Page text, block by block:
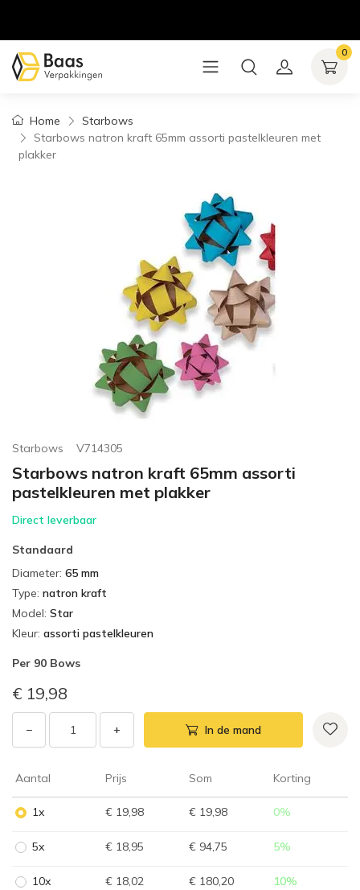
0
Home
Starbows
Starbows natron kraft 65mm assorti pastelkleuren met
plakker
Starbows V714305
Starbows natron kraft 65mm assorti
pastelkleuren met plakker
Direct leverbaar
Standaard
Diameter: 65 mm
Type: natron kraft
Model: Star
Kleur: assorti pastelkleuren
Per 90 Bows
€ 19,98
− + In de mand
Aantal Prijs Som Korting
1x € 19,98 € 19,98 0%
5x € 18,95 € 94,75 5%
10x € 18,02 € 180,20 10%